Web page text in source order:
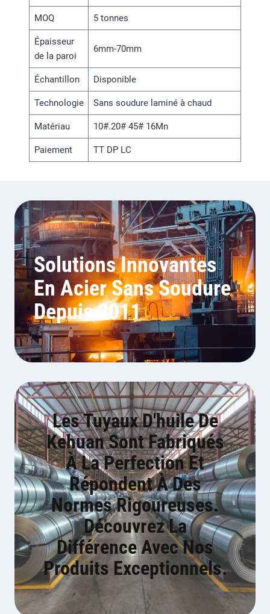
MOQ 5 tonnes
Épaisseur
de la paroi
6mm-70mm
Échantillon Disponible
Technologie Sans soudure laminé à chaud
Matériau 10#.20# 45# 16Mn
Paiement TT DP LC
Solutions Innovantes
En Acier Sans Soudure
Depuis 2011
Les Tuyaux D'huile De
Kehuan Sont Fabriqués
À La Perfection Et
Répondent À Des
Normes Rigoureuses.
Découvrez La
Différence Avec Nos
Produits Exceptionnels.